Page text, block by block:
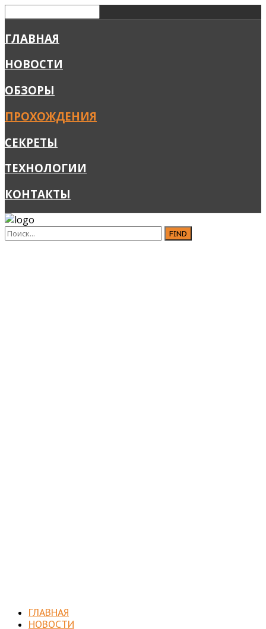
ГЛАВНАЯ
НОВОСТИ
ОБЗОРЫ
ПРОХОЖДЕНИЯ
СЕКРЕТЫ
ТЕХНОЛОГИИ
КОНТАКТЫ
FIND
ГЛАВНАЯ
НОВОСТИ